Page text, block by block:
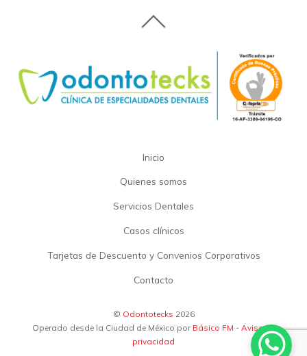
Inicio
Quienes somos
Servicios Dentales
Casos clínicos
Tarjetas de Descuento y Convenios Corporativos
Contacto
© Odontotecks 2026
Operado desde la Ciudad de México por Básico FM - Aviso de
privacidad